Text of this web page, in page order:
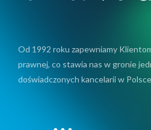
Od 1992 roku zapewniamy
prawnej, co stawia nas w gronie
doświadczonych kancelarii w